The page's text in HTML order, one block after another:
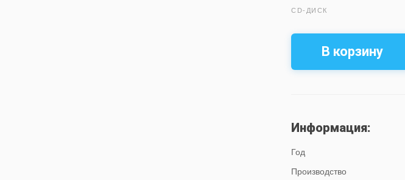
CD-ДИСК
В корзину
Информация:
Год
Производство